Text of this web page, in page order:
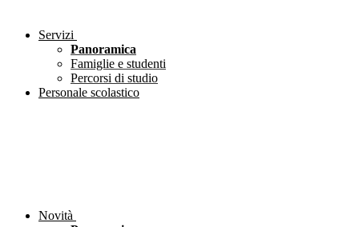
Servizi
Panoramica
Famiglie e studenti
Percorsi di studio
Personale scolastico
Novità